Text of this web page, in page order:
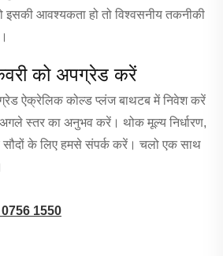
आवश्यकता हो तो विश्वसनीय तकनीकी
को अपग्रेड करें
ऐक्रेलिक कोल्ड प्लंज बाथटब में निवेश करें
स्तर का अनुभव करें। थोक मूल्य निर्धारण,
के लिए हमसे संपर्क करें। चलो एक साथ
1550